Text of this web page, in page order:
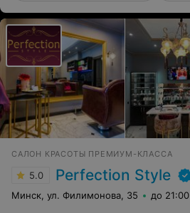
САЛОН КРАСОТЫ ПРЕМИУМ-КЛАССА
5.0 Perfection Style
Минск, ул. Филимонова, 35 до 21:00